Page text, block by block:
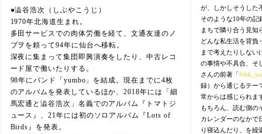
●澁谷浩次（しぶやこうじ）
1970年北海道生まれ。
多田サービスでの肉体労働を経て、文通友達のノ
ブヲを頼って94年に仙台へ移転。
深夜に集まって集団即興演奏をしたり、中古レコ
ード屋で働いたりする。
98年にバンド「yumbo」を結成。現在までに4枚
のアルバムを発表しているほか、2018年には「細
馬宏通と澁谷浩次」名義でのアルバム『トマトジ
ュース』、21年には初のソロアルバム『Lots of
Birds』を発表。
が、しかしそうした
そのような10年の記
まちで隣り合う見知
どんな私生活を背負
まで考えたりしない
の事情や不具合、そ
さんの前著「
録）から通じるテー
常からは感じられま
もちろん、読む側の
カレンダーのなかで
り寝込んだり、を